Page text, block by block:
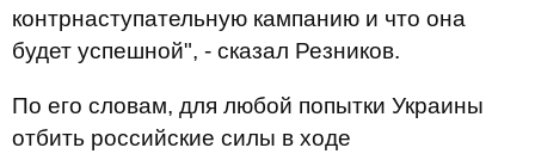
контрнаступательную кампанию и что она
будет успешной", - сказал Резников.
По его словам, для любой попытки Украины
отбить российские силы в ходе